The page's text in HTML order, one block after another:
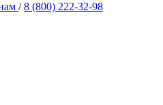
/ 8 (800) 222-32-98